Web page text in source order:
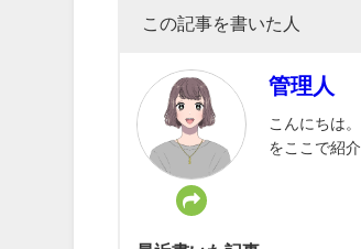
この記事を書いた人
管理人
こんにちは
をここで紹